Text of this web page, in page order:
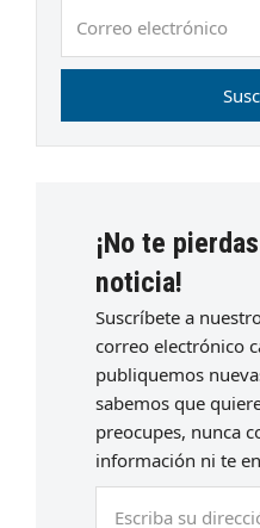
electrónico
¡No te
noticia!
Suscríbete a
correo electrónico
publiquemos
sabemos que
preocupes, nunca
información ni te